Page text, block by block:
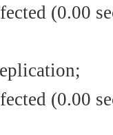
(0.00
(0.00